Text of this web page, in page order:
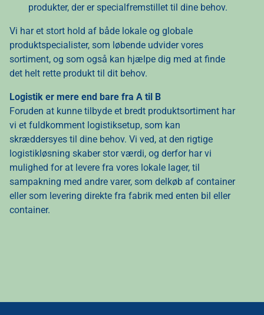
produkter, der er specialfremstillet til dine behov.
Vi har et stort hold af både lokale og globale
produktspecialister, som løbende udvider vores
sortiment, og som også kan hjælpe dig med at finde
det helt rette produkt til dit behov.
Logistik er mere end bare fra A til B
Foruden at kunne tilbyde et bredt produktsortiment har
vi et fuldkomment logistiksetup, som kan
skræddersyes til dine behov. Vi ved, at den rigtige
logistikløsning skaber stor værdi, og derfor har vi
mulighed for at levere fra vores lokale lager, til
sampakning med andre varer, som delkøb af container
eller som levering direkte fra fabrik med enten bil eller
container.